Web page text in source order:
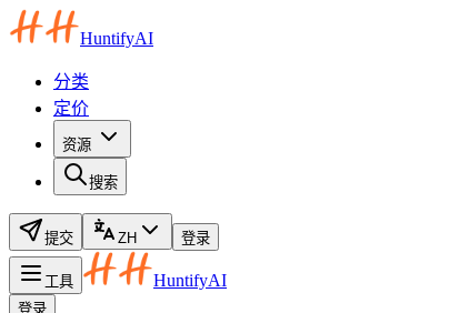
HuntifyAI
分类
定价
资源
搜索
提交 ZH 登录
工具 HuntifyAI
登录